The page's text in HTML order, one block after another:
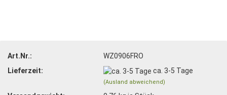
Art.Nr.:
WZ0906FRO
Lieferzeit:
ca. 3-5 Tage
(Ausland abweichend)